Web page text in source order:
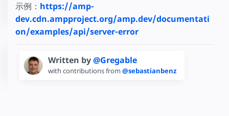
示例： https://amp-
dev.cdn.ampproject.org/amp.dev/documentati
on/examples/api/server-error
Written by@Gregable
with contributions from @sebastianbenz